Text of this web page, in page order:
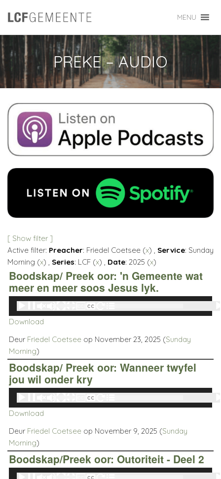
PREKE – AUDIO
MENU
[ Show filter ]
Active filter: Preacher: Friedel Coetsee (x) , Service: Sunday
Morning (x) , Series: LCF (x) , Date: 2025 (x)
Boodskap/ Preek oor: 'n Gemeente wat
meer en meer soos Jesus lyk.
Audio
Player
Download
Deur Friedel Coetsee op November 23, 2025 (Sunday
Morning)
Boodskap/ Preek oor: Wanneer twyfel
jou wil onder kry
Audio
Player
Download
Deur Friedel Coetsee op November 9, 2025 (Sunday
Morning)
Boodskap/Preek oor: Outoriteit - Deel 2
Audio